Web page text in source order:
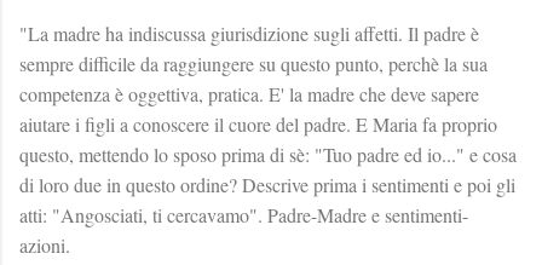
"La madre ha indiscussa giurisdizione sugli affetti. Il padre è
sempre difficile da raggiungere su questo punto, perchè la sua
competenza è oggettiva, pratica. E' la madre che deve sapere
aiutare i figli a conoscere il cuore del padre. E Maria fa proprio
questo, mettendo lo sposo prima di sè: "Tuo padre ed io..." e cosa
di loro due in questo ordine? Descrive prima i sentimenti e poi gli
atti: "Angosciati, ti cercavamo". Padre-Madre e sentimenti-
azioni.